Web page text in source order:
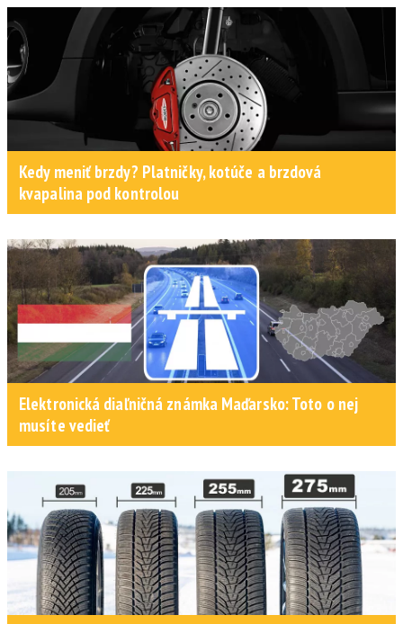
Kedy meniť brzdy? Platničky, kotúče a brzdová
kvapalina pod kontrolou
Elektronická diaľničná známka Maďarsko: Toto o nej
musíte vedieť